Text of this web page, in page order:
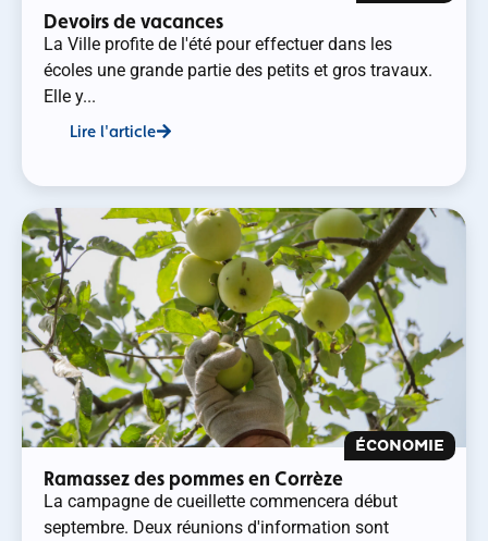
Devoirs de vacances
La Ville profite de l'été pour effectuer dans les
écoles une grande partie des petits et gros travaux.
Elle y...
Lire l'article
ÉCONOMIE
Ramassez des pommes en Corrèze
La campagne de cueillette commencera début
septembre. Deux réunions d'information sont